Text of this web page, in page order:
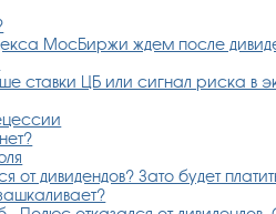
МосБиржи ждем после
ставки ЦБ или сигнал риска в
от дивидендов? Зато будет